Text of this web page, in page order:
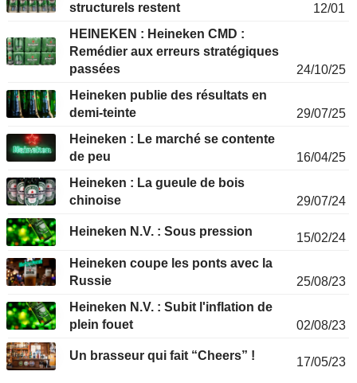
structurels restent
12/01
HEINEKEN : Heineken CMD :
Remédier aux erreurs stratégiques
passées
24/10/25
Heineken publie des résultats en
demi-teinte
29/07/25
Heineken : Le marché se contente
de peu
16/04/25
Heineken : La gueule de bois
chinoise
29/07/24
Heineken N.V. : Sous pression
15/02/24
Heineken coupe les ponts avec la
Russie
25/08/23
Heineken N.V. : Subit l'inflation de
plein fouet
02/08/23
Un brasseur qui fait “Cheers” ! 17/05/23